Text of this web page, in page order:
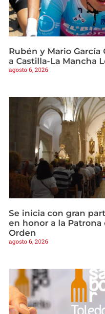
Rubén y Mario García
a Castilla-La Mancha
agosto 6, 2026
Se inicia con gran
en honor a la
Orden
agosto 6, 2026